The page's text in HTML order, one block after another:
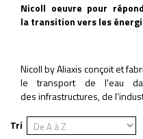
Nicoll oeuvre pour
la transition vers les
Nicoll by Aliaxis conçoit et
le transport de l'eau
des infrastructures, de
Tri